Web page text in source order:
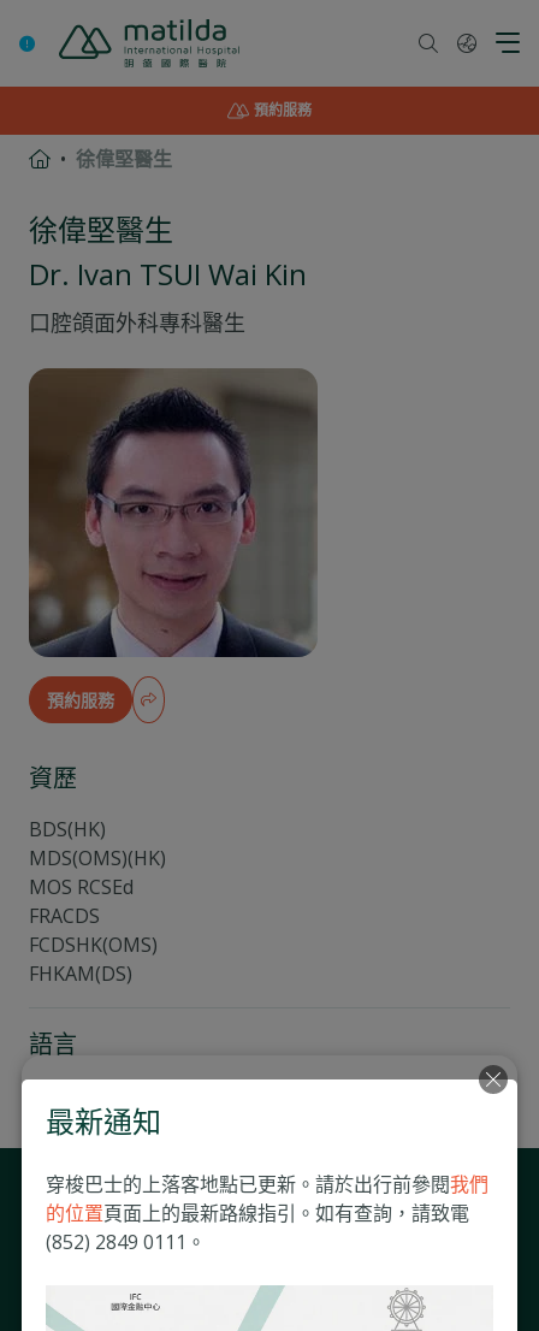
預約服務
徐偉堅醫生
徐偉堅醫生
Dr. Ivan TSUI Wai Kin
口腔頜面外科專科醫生
預約服務
資歷
BDS(HK)
MDS(OMS)(HK)
MOS RCSEd
FRACDS
FCDSHK(OMS)
FHKAM(DS)
語言
與我們保持聯繫
訂閱我們的電子通訊，隨時掌握跟您息息相關的醫院資訊及活
最新通知
穿梭巴士的上落客地點已更新。請於出行前參閱我們
的位置頁面上的最新路線指引。如有查詢，請致電
(852) 2849 0111。